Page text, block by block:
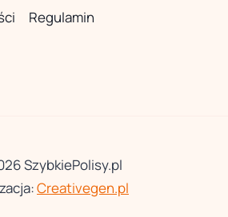
Regulamin
SzybkiePolisy.pl
Creativegen.pl